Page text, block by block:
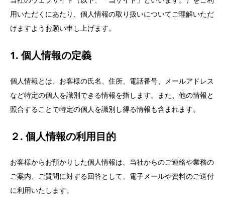
用いただくにあたり、個人情報の取り扱いについてご理解いただ
けますようお願い申し上げます。
1. 個人情報の定義
個人情報とは、お客様の氏名、住所、電話番号、メールアドレス
など特定の個人を識別できる情報を指します。また、他の情報と
照合することで特定の個人を識別し得る情報も含まれます。
２. 個人情報の利用目的
お客様からお預かりした個人情報は、当社からのご連絡や業務の
ご案内、ご質問に対する回答として、電子メールや資料のご送付
に利用いたします。